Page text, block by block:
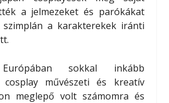
a jelmezeket és parókákat
a karakterekek iránti
sokkal inkább
művészeti és kreatív
meglepő volt számomra és